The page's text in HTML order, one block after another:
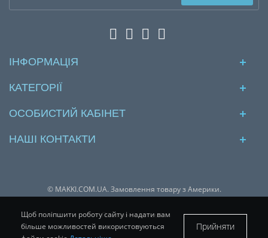
ІНФОРМАЦІЯ
КАТЕГОРІЇ
ОСОБИСТИЙ КАБІНЕТ
НАШІ КОНТАКТИ
© MAKKI.COM.UA. Замовлення товару з Америки.
Платіжні системи:
Щоб поліпшити роботу сайту і надати вам
більше можливостей використовуються
Прийняти